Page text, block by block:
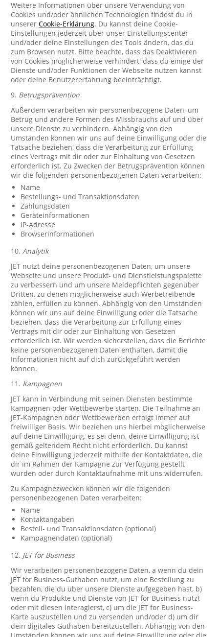
Weitere Informationen über unsere Verwendung von
Cookies und/oder ähnlichen Technologien findest du in
unsererCookie-Erklärung. Du kannst deine Cookie-
Einstellungen jederzeit über unser Einstellungscenter
und/oder deine Einstellungen des Tools ändern, das du
zum Browsen nutzt. Bitte beachte, dass das Deaktivieren
von Cookies möglicherweise verhindert, dass du einige der
Dienste und/oder Funktionen der Webseite nutzen kannst
oder deine Benutzererfahrung beeinträchtigt.
9. Betrugsprävention
Außerdem verarbeiten wir personenbezogene Daten, um
Betrug und andere Formen des Missbrauchs auf und über
unsere Dienste zu verhindern. Abhängig von den
Umständen können wir uns auf deine Einwilligung oder die
Tatsache beziehen, dass die Verarbeitung zur Erfüllung
eines Vertrags mit dir oder zur Einhaltung von Gesetzen
erforderlich ist. Zu Zwecken der Betrugsprävention können
wir die folgenden personenbezogenen Daten verarbeiten:
Name
Bestellungs- und Transaktionsdaten
Zahlungsdaten
Geräteinformationen
IP-Adresse
Browserinformationen
10.Analytik
JET nutzt deine personenbezogenen Daten, um unsere
Webseite und unsere Produkt- und Dienstleistungspalette
zu verbessern und um unsere Meldepflichten gegenüber
Dritten, zu denen möglicherweise auch Werbetreibende
zählen, erfüllen zu können. Abhängig von den Umständen
können wir uns auf deine Einwilligung oder die Tatsache
beziehen, dass die Verarbeitung zur Erfüllung eines
Vertrags mit dir oder zur Einhaltung von Gesetzen
erforderlich ist. Wir werden sicherstellen, dass die Berichte
keine personenbezogenen Daten enthalten, damit die
Informationen nicht auf dich zurückgeführt werden
können.
11. Kampagnen
JET kann in Verbindung mit seinen Diensten bestimmte
Kampagnen oder Wettbewerbe starten. Die Teilnahme an
JET-Kampagnen oder Wettbewerben erfolgt immer auf
freiwilliger Basis. Wir beziehen uns hierbei möglicherweise
auf deine Einwilligung, es sei denn, deine Einwilligung ist
gemäß geltendem Recht nicht erforderlich. Du kannst
deine Einwilligung jederzeit mithilfe der Kontaktdaten, die
dir im Rahmen der Kampagne zur Verfügung gestellt
wurden oder durch Kontaktaufnahme mit uns widerrufen.
Zu Kampagnezwecken können wir die folgenden
personenbezogenen Daten verarbeiten:
Name
Kontaktangaben
Bestell- und Transaktionsdaten (optional)
Kampagnendaten (optional)
12. JET for Business
Wir verarbeiten personenbezogene Daten, a wenn du dein
JET for Business-Guthaben nutzt, um eine Bestellung zu
bezahlen, die du über unsere Dienste aufgegeben hast, b)
wenn du Produkte und Dienste von JET for Business nutzt
oder mit diesen interagierst, c) um die JET for Business-
Karte auszustellen und zu versenden und/oder d) um dir
dein digitales Guthaben bereitzustellen. Abhängig von den